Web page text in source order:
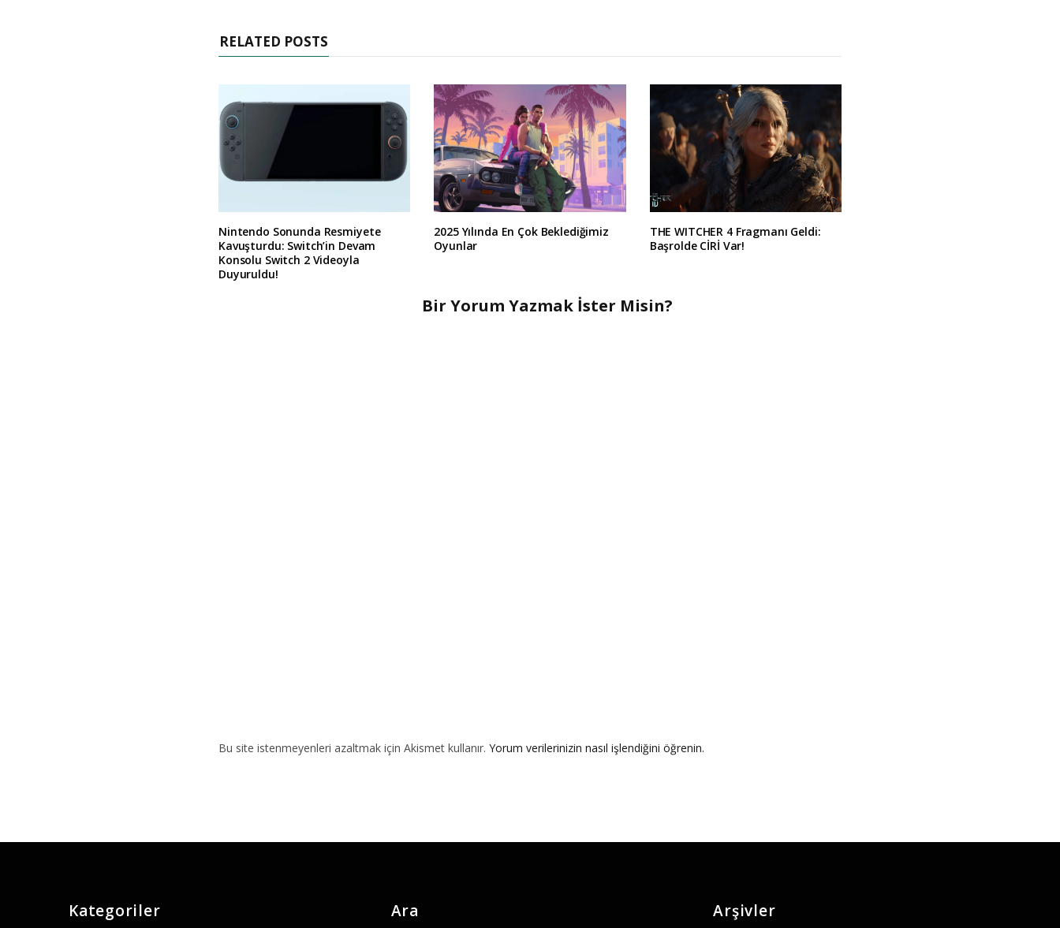
RELATED POSTS
Nintendo Sonunda Resmiyete
Kavuşturdu: Switch’in Devam
Konsolu Switch 2 Videoyla
Duyuruldu!
2025 Yılında En Çok Beklediğimiz
Oyunlar
THE WITCHER 4 Fragmanı Geldi:
Başrolde CİRİ Var!
Bir Yorum Yazmak İster Misin?
Bu site istenmeyenleri azaltmak için Akismet kullanır. Yorum verilerinizin nasıl işlendiğini öğrenin.
Kategoriler Ara Arşivler